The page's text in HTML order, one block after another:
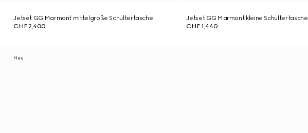
Jetset GG Marmont mittelgroße Schultertasche
CHF 2,400
Jetset GG Marmont kleine Schultertasche
CHF 1,440
Neu